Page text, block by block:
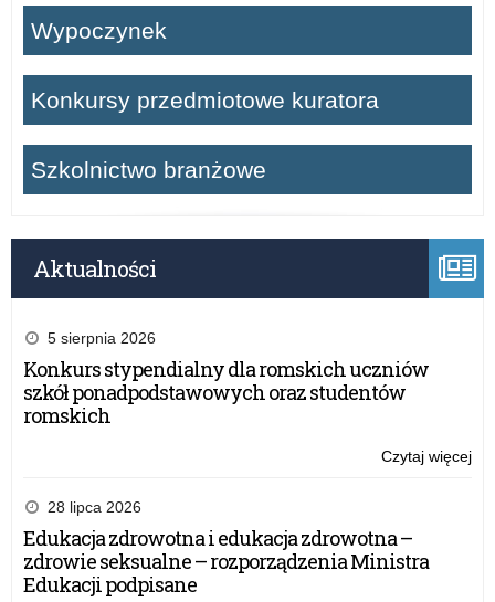
Wypoczynek
Konkursy przedmiotowe kuratora
Szkolnictwo branżowe
Aktualności
5 sierpnia 2026
Konkurs stypendialny dla romskich uczniów
szkół ponadpodstawowych oraz studentów
romskich
Czytaj więcej
28 lipca 2026
Edukacja zdrowotna i edukacja zdrowotna –
zdrowie seksualne – rozporządzenia Ministra
Edukacji podpisane